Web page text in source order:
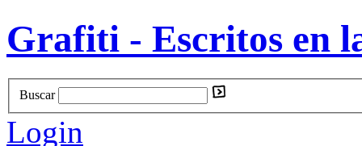
Grafiti - Escritos en
Buscar
Login